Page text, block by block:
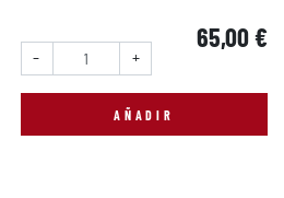
Cantidad:
65,00 €
AÑADIR